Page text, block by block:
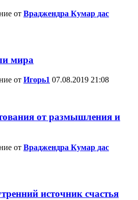
от Враджендра Кумар дас
мира
от Игорь1 07.08.2019 21:08
от размышления и
от Враджендра Кумар дас
источник счастья